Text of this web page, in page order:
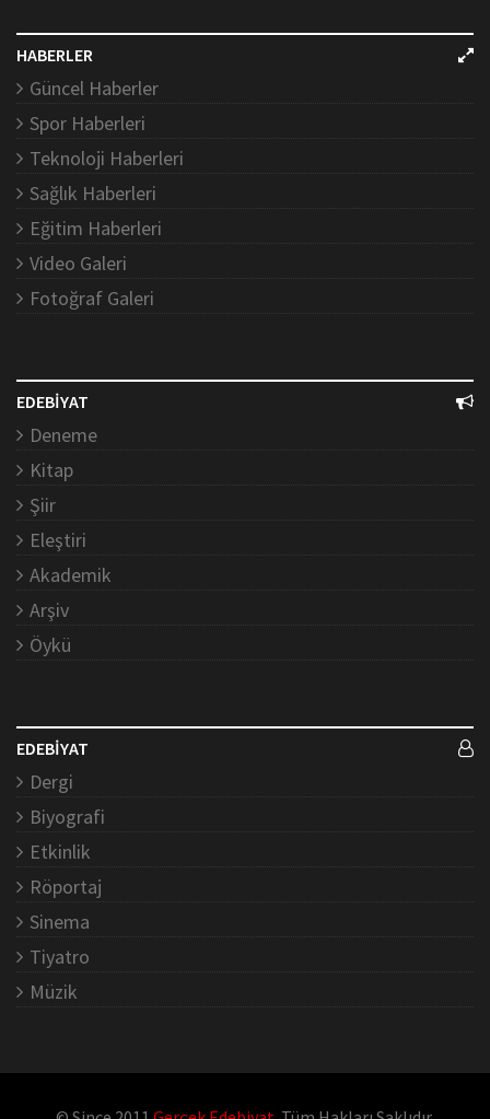
HABERLER
Güncel Haberler
Spor Haberleri
Teknoloji Haberleri
Sağlık Haberleri
Eğitim Haberleri
Video Galeri
Fotoğraf Galeri
EDEBİYAT
Deneme
Kitap
Şiir
Eleştiri
Akademik
Arşiv
Öykü
EDEBİYAT
Dergi
Biyografi
Etkinlik
Röportaj
Sinema
Tiyatro
Müzik